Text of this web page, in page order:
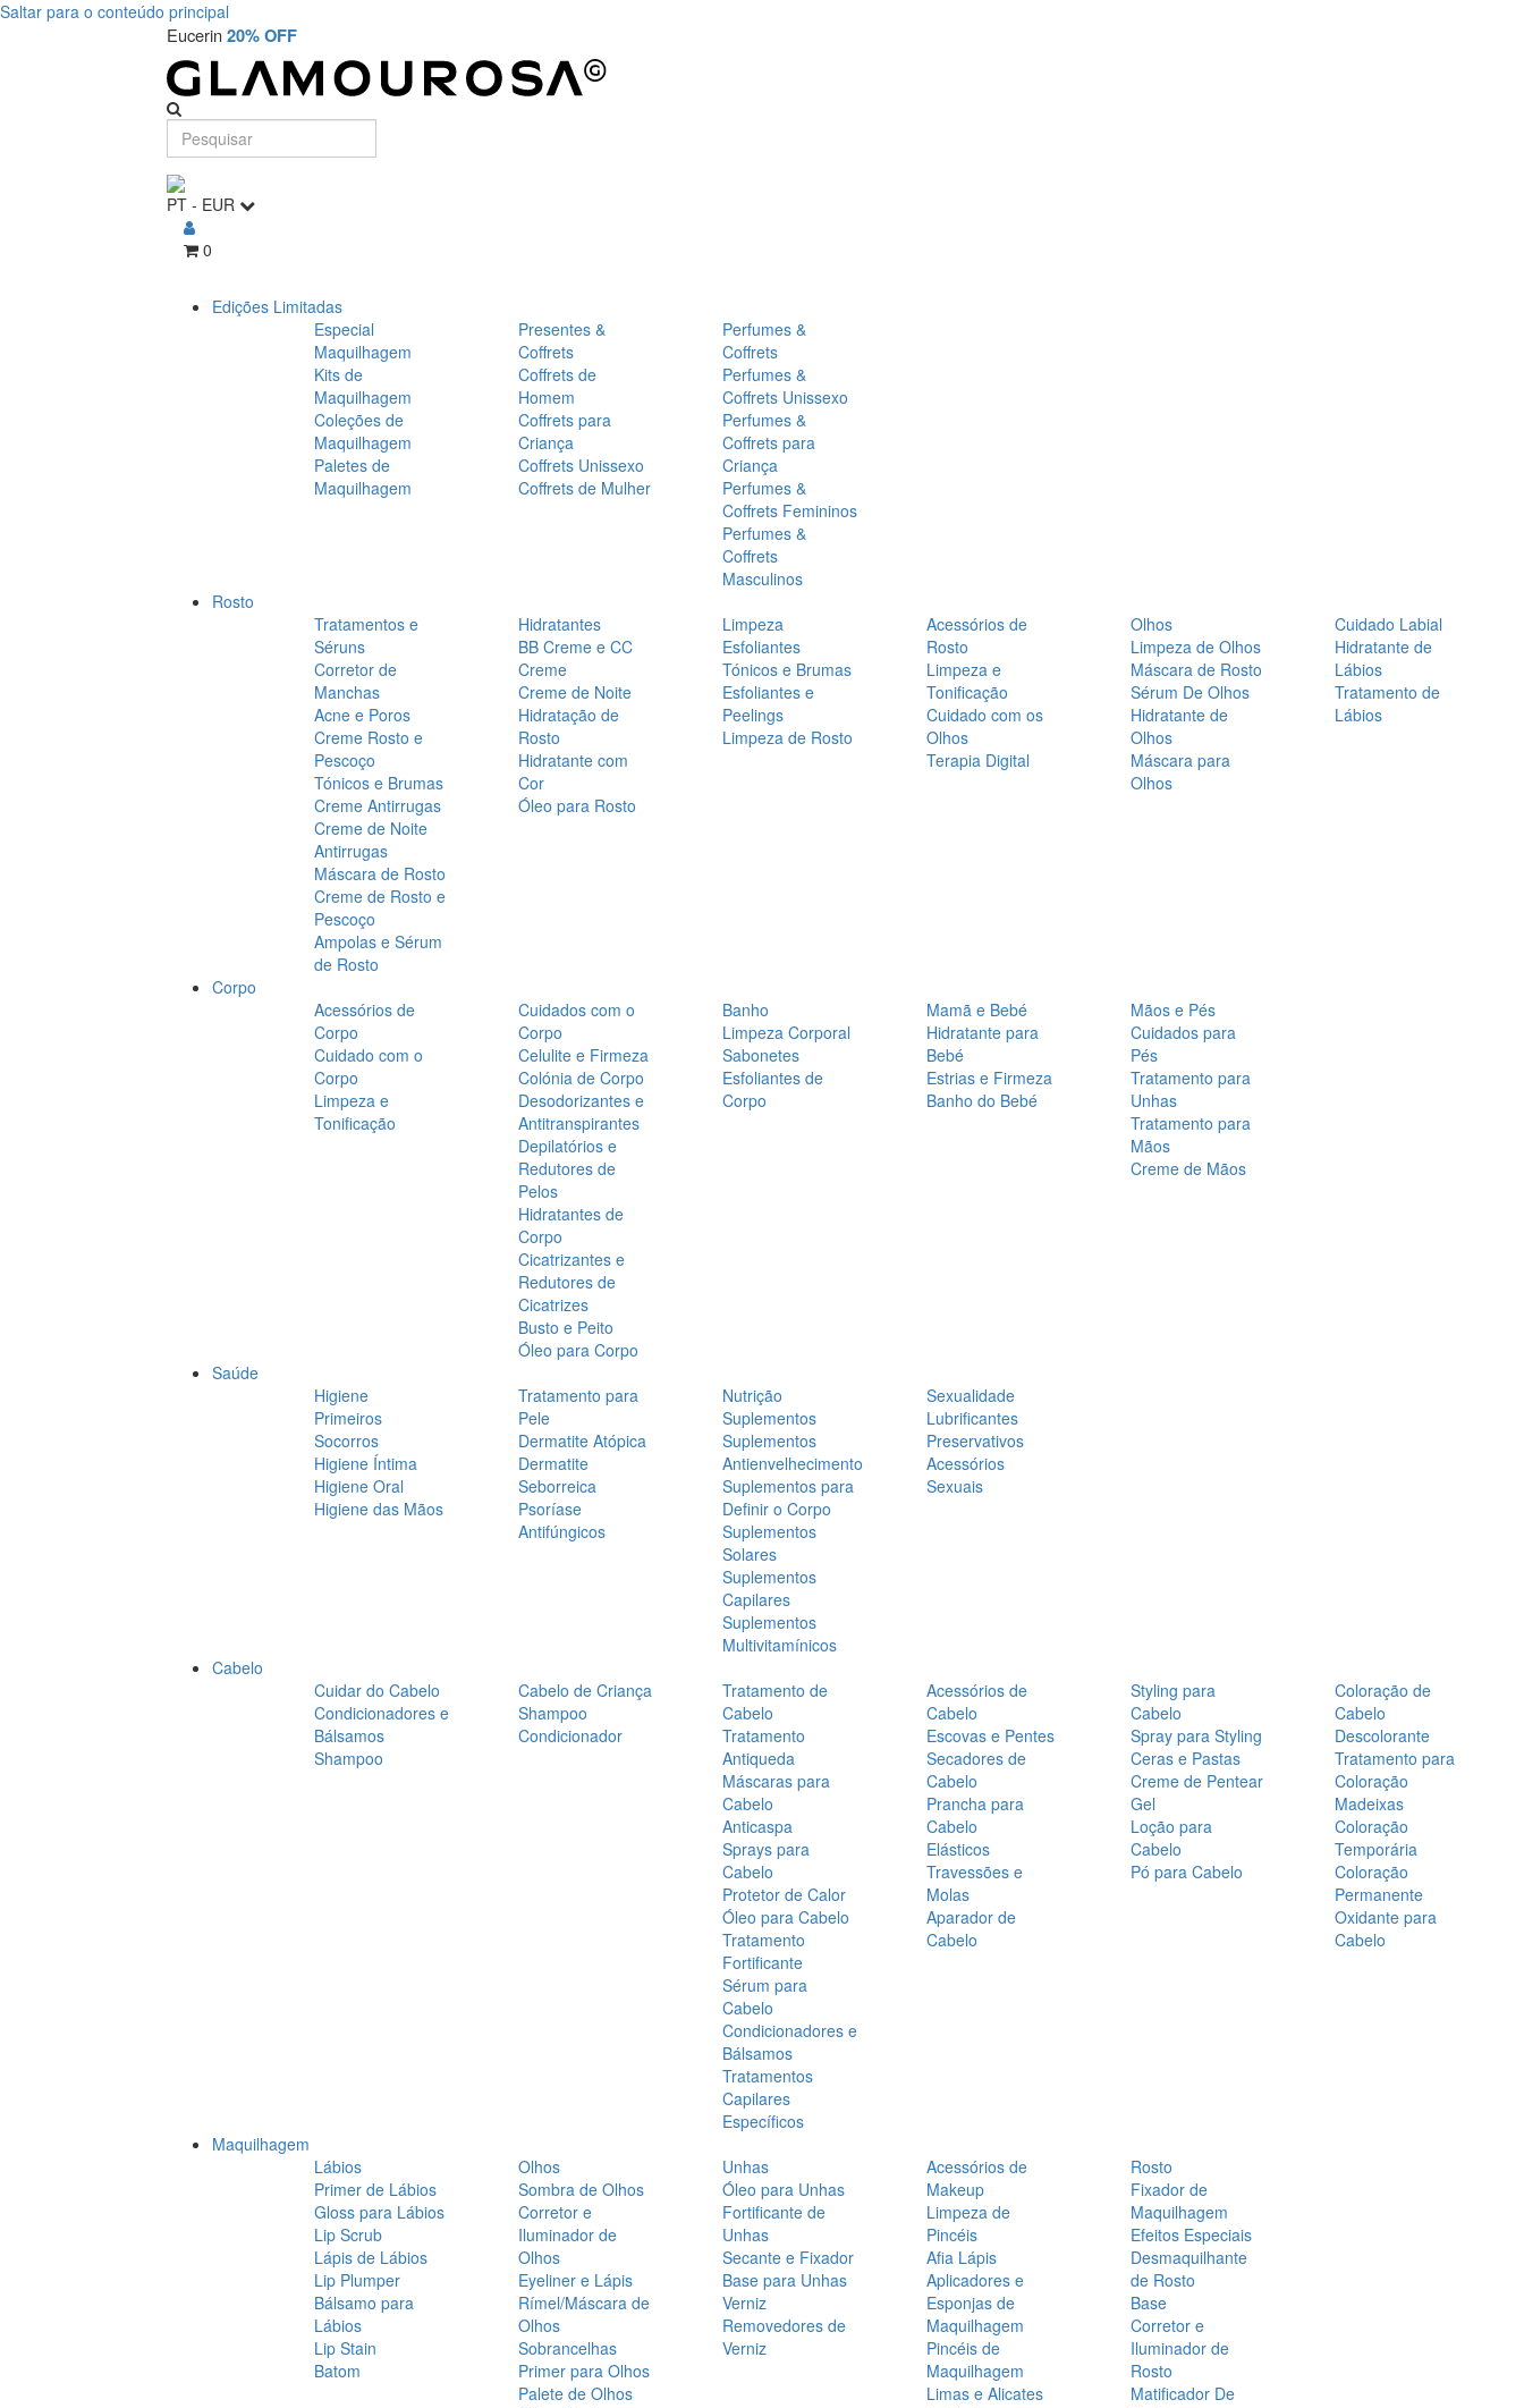
Saltar para o conteúdo principal
Eucerin20% OFF
PT - EUR
0
Edições Limitadas
Especial
Maquilhagem
Kits de
Maquilhagem
Coleções de
Maquilhagem
Paletes de
Maquilhagem
Presentes &
Coffrets
Coffrets de
Homem
Coffrets para
Criança
Coffrets Unissexo
Coffrets de Mulher
Perfumes &
Coffrets
Perfumes &
Coffrets Unissexo
Perfumes &
Coffrets para
Criança
Perfumes &
Coffrets Femininos
Perfumes &
Coffrets
Masculinos
Rosto
Tratamentos e
Séruns
Corretor de
Manchas
Acne e Poros
Creme Rosto e
Pescoço
Tónicos e Brumas
Creme Antirrugas
Creme de Noite
Antirrugas
Máscara de Rosto
Creme de Rosto e
Pescoço
Ampolas e Sérum
de Rosto
Hidratantes
BB Creme e CC
Creme
Creme de Noite
Hidratação de
Rosto
Hidratante com
Cor
Óleo para Rosto
Limpeza
Esfoliantes
Tónicos e Brumas
Esfoliantes e
Peelings
Limpeza de Rosto
Acessórios de
Rosto
Limpeza e
Tonificação
Cuidado com os
Olhos
Terapia Digital
Olhos
Limpeza de Olhos
Máscara de Rosto
Sérum De Olhos
Hidratante de
Olhos
Máscara para
Olhos
Cuidado Labial
Hidratante de
Lábios
Tratamento de
Lábios
Corpo
Acessórios de
Corpo
Cuidado com o
Corpo
Limpeza e
Tonificação
Cuidados com o
Corpo
Celulite e Firmeza
Colónia de Corpo
Desodorizantes e
Antitranspirantes
Depilatórios e
Redutores de
Pelos
Hidratantes de
Corpo
Cicatrizantes e
Redutores de
Cicatrizes
Busto e Peito
Óleo para Corpo
Banho
Limpeza Corporal
Sabonetes
Esfoliantes de
Corpo
Mamã e Bebé
Hidratante para
Bebé
Estrias e Firmeza
Banho do Bebé
Mãos e Pés
Cuidados para
Pés
Tratamento para
Unhas
Tratamento para
Mãos
Creme de Mãos
Saúde
Higiene
Primeiros
Socorros
Higiene Íntima
Higiene Oral
Higiene das Mãos
Tratamento para
Pele
Dermatite Atópica
Dermatite
Seborreica
Psoríase
Antifúngicos
Nutrição
Suplementos
Suplementos
Antienvelhecimento
Suplementos para
Definir o Corpo
Suplementos
Solares
Suplementos
Capilares
Suplementos
Multivitamínicos
Sexualidade
Lubrificantes
Preservativos
Acessórios
Sexuais
Cabelo
Cuidar do Cabelo
Condicionadores e
Bálsamos
Shampoo
Cabelo de Criança
Shampoo
Condicionador
Tratamento de
Cabelo
Tratamento
Antiqueda
Máscaras para
Cabelo
Anticaspa
Sprays para
Cabelo
Protetor de Calor
Óleo para Cabelo
Tratamento
Fortificante
Sérum para
Cabelo
Condicionadores e
Bálsamos
Tratamentos
Capilares
Específicos
Acessórios de
Cabelo
Escovas e Pentes
Secadores de
Cabelo
Prancha para
Cabelo
Elásticos
Travessões e
Molas
Aparador de
Cabelo
Styling para
Cabelo
Spray para Styling
Ceras e Pastas
Creme de Pentear
Gel
Loção para
Cabelo
Pó para Cabelo
Coloração de
Cabelo
Descolorante
Tratamento para
Coloração
Madeixas
Coloração
Temporária
Coloração
Permanente
Oxidante para
Cabelo
Maquilhagem
Lábios
Primer de Lábios
Gloss para Lábios
Lip Scrub
Lápis de Lábios
Lip Plumper
Bálsamo para
Lábios
Lip Stain
Batom
Olhos
Sombra de Olhos
Corretor e
Iluminador de
Olhos
Eyeliner e Lápis
Rímel/Máscara de
Olhos
Sobrancelhas
Primer para Olhos
Palete de Olhos
Unhas
Óleo para Unhas
Fortificante de
Unhas
Secante e Fixador
Base para Unhas
Verniz
Removedores de
Verniz
Acessórios de
Makeup
Limpeza de
Pincéis
Afia Lápis
Aplicadores e
Esponjas de
Maquilhagem
Pincéis de
Maquilhagem
Limas e Alicates
Rosto
Fixador de
Maquilhagem
Efeitos Especiais
Desmaquilhante
de Rosto
Base
Corretor e
Iluminador de
Rosto
Matificador De